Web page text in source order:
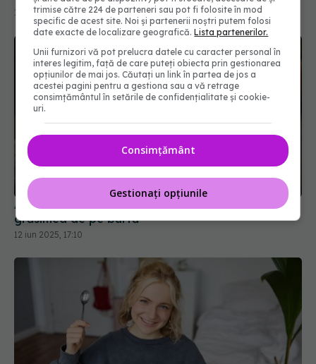
Această combinație de alimente îți topește
grăsimea de pe burtă
12 iun 2025, 17:10
trimise către 224 de parteneri sau pot fi folosite în mod
specific de acest site. Noi și partenerii noștri putem folosi
date exacte de localizare geografică.Lista partenerilor.
Unii furnizori vă pot prelucra datele cu caracter personal în
interes legitim, față de care puteți obiecta prin gestionarea
opțiunilor de mai jos. Căutați un link în partea de jos a
acestei pagini pentru a gestiona sau a vă retrage
consimțământul în setările de confidențialitate și cookie-
uri.
Consimțământ
Gestionați opțiunile